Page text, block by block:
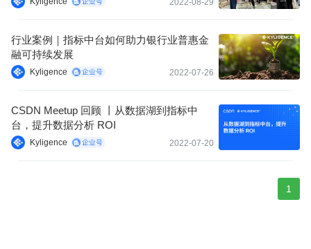
行业案例｜指标中台如何助力银行业普惠金
融可持续发展
Kyligence 2022-07-26
CSDN Meetup 回顾 丨从数据湖到指标中
台，提升数据分析 ROI
Kyligence 2022-07-20
1